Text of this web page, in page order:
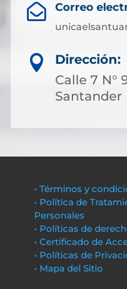
 Correo

Dirección:
Calle 7 N°
Santander
• Términos y
• Política de
Personales
• Políticas de
• Certificado de
• Políticas de
• Mapa del Sitio